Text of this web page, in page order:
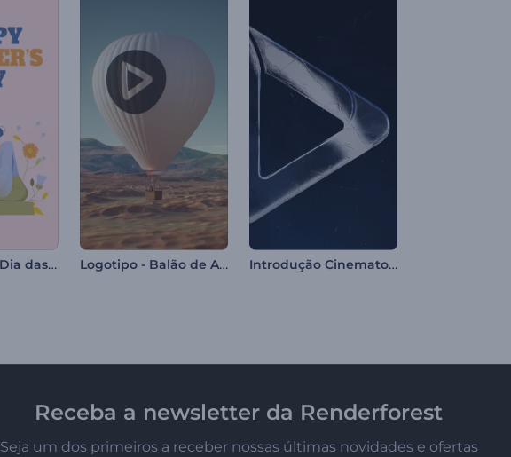
Animação de Dia das Mães Logotipo - Balão de Ar Quente Introdução Cinematográfica Sombria
Receba a newsletter da Renderforest
Seja um dos primeiros a receber nossas últimas novidades e ofertas